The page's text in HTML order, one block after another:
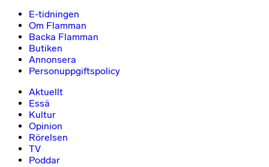
E-tidningen
Om Flamman
Backa Flamman
Butiken
Annonsera
Personuppgiftspolicy
Aktuellt
Essä
Kultur
Opinion
Rörelsen
TV
Poddar